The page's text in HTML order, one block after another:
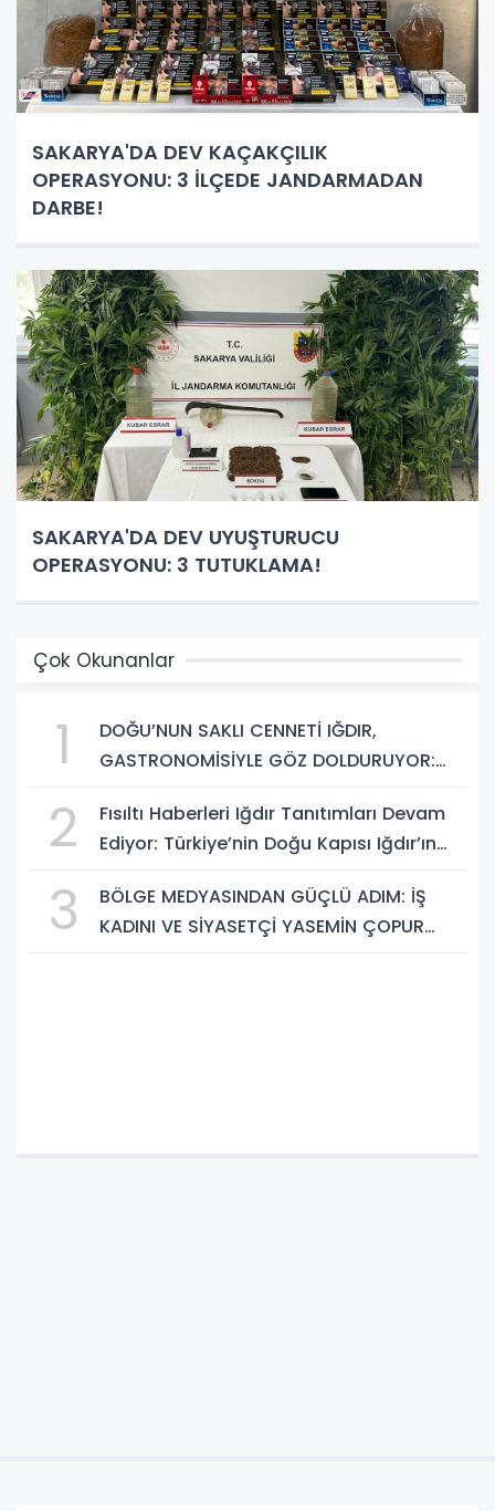
SAKARYA'DA DEV KAÇAKÇILIK
OPERASYONU: 3 İLÇEDE JANDARMADAN
DARBE!
SAKARYA'DA DEV UYUŞTURUCU
OPERASYONU: 3 TUTUKLAMA!
Çok Okunanlar
1
DOĞU’NUN SAKLI CENNETİ IĞDIR,
GASTRONOMİSİYLE GÖZ DOLDURUYOR:
BULUŞMA NOKTASI
2
Fısıltı Haberleri Iğdır Tanıtımları Devam
Ediyor: Türkiye’nin Doğu Kapısı Iğdır’ın
3
BÖLGE MEDYASINDAN GÜÇLÜ ADIM: İŞ
KADINI VE SİYASETÇİ YASEMİN ÇOPUR